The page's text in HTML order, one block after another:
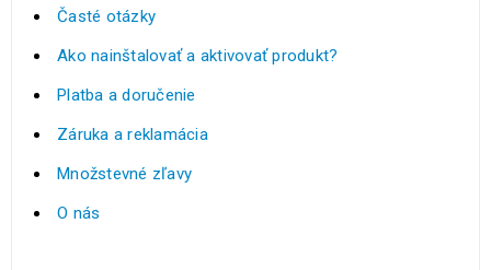
Časté otázky
Ako nainštalovať a aktivovať produkt?
Platba a doručenie
Záruka a reklamácia
Množstevné zľavy
O nás